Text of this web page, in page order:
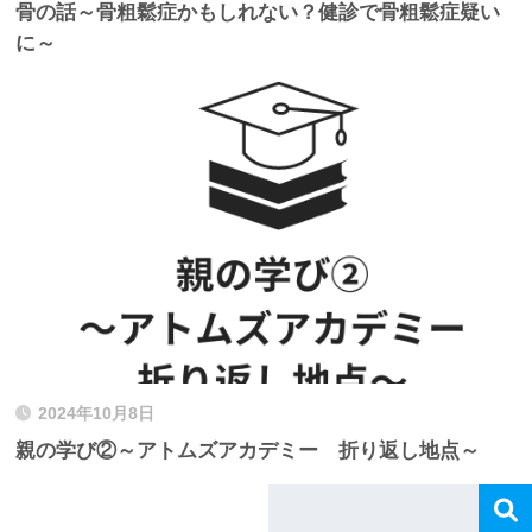
骨の話～骨粗鬆症かもしれない？健診で骨粗鬆症疑い
に～
2024年10月8日
親の学び②～アトムズアカデミー 折り返し地点～